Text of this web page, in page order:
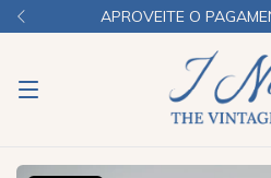
APROVEITE O